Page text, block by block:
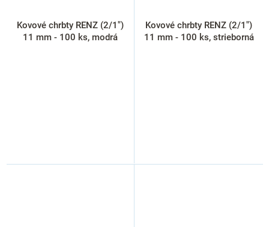
Kovové chrbty RENZ (2/1")
11 mm - 100 ks, modrá
Kovové chrbty RENZ (2/1")
11 mm - 100 ks, strieborná